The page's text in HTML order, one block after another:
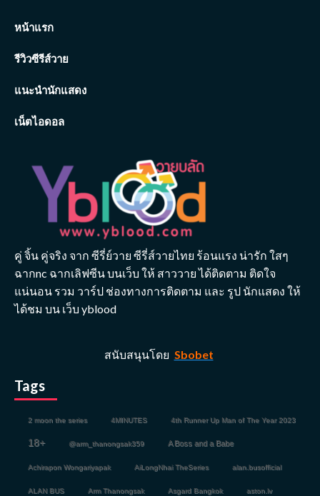
หน้าแรก
รีวิวซีรีส์วาย
แนะนำนักแสดง
เน็ตไอดอล
คู่ จิ้น คู่จริง จาก ซีรี่ย์วาย ซีรี่ส์วายไทย ร้อนแรง น่ารัก ใสๆ
ฉากnc ฉากเลิฟซีน บนเว็บ ให้ สาววาย ได้ติดตาม ติดใจ
แน่นอน รวม วาร์ป ช่องทางการติดตาม และ รูป นักแสดง ให้
ได้ชม บน เว็บ yblood
สนับสนุนโดย Sbobet
Tags
2 moon the series 4MINUTES 4th Runner Up Man of The Year 2023
18+ @arm_thanongsak359 A Boss and a Babe
Achirapon Wongariyapak AiLongNhai TheSeries alan.busofficial
ALAN BUS Arm Thanongsak Asgard Bangkok aston.lv